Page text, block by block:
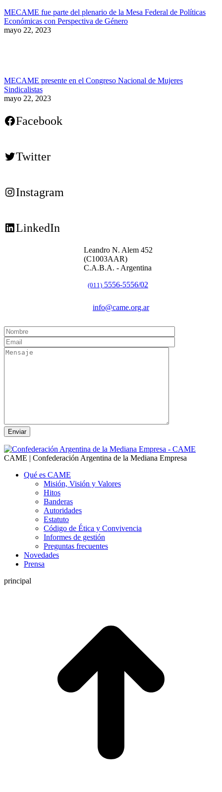
MECAME fue parte del plenario de la Mesa Federal de Políticas
Económicas con Perspectiva de Género
mayo 22, 2023
MECAME presente en el Congreso Nacional de Mujeres
Sindicalistas
mayo 22, 2023
Facebook
Twitter
Instagram
LinkedIn
Leandro N. Alem 452
(C1003AAR)
C.A.B.A. - Argentina
(011) 5556-5556/02
info@came.org.ar
CAME | Confederación Argentina de la Mediana Empresa
Qué es CAME
Misión, Visión y Valores
Hitos
Banderas
Autoridades
Estatuto
Código de Ética y Convivencia
Informes de gestión
Preguntas frecuentes
Novedades
Prensa
principal